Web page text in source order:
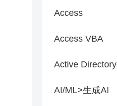
Access
Access VBA
Active Directory
AI/ML>生成AI